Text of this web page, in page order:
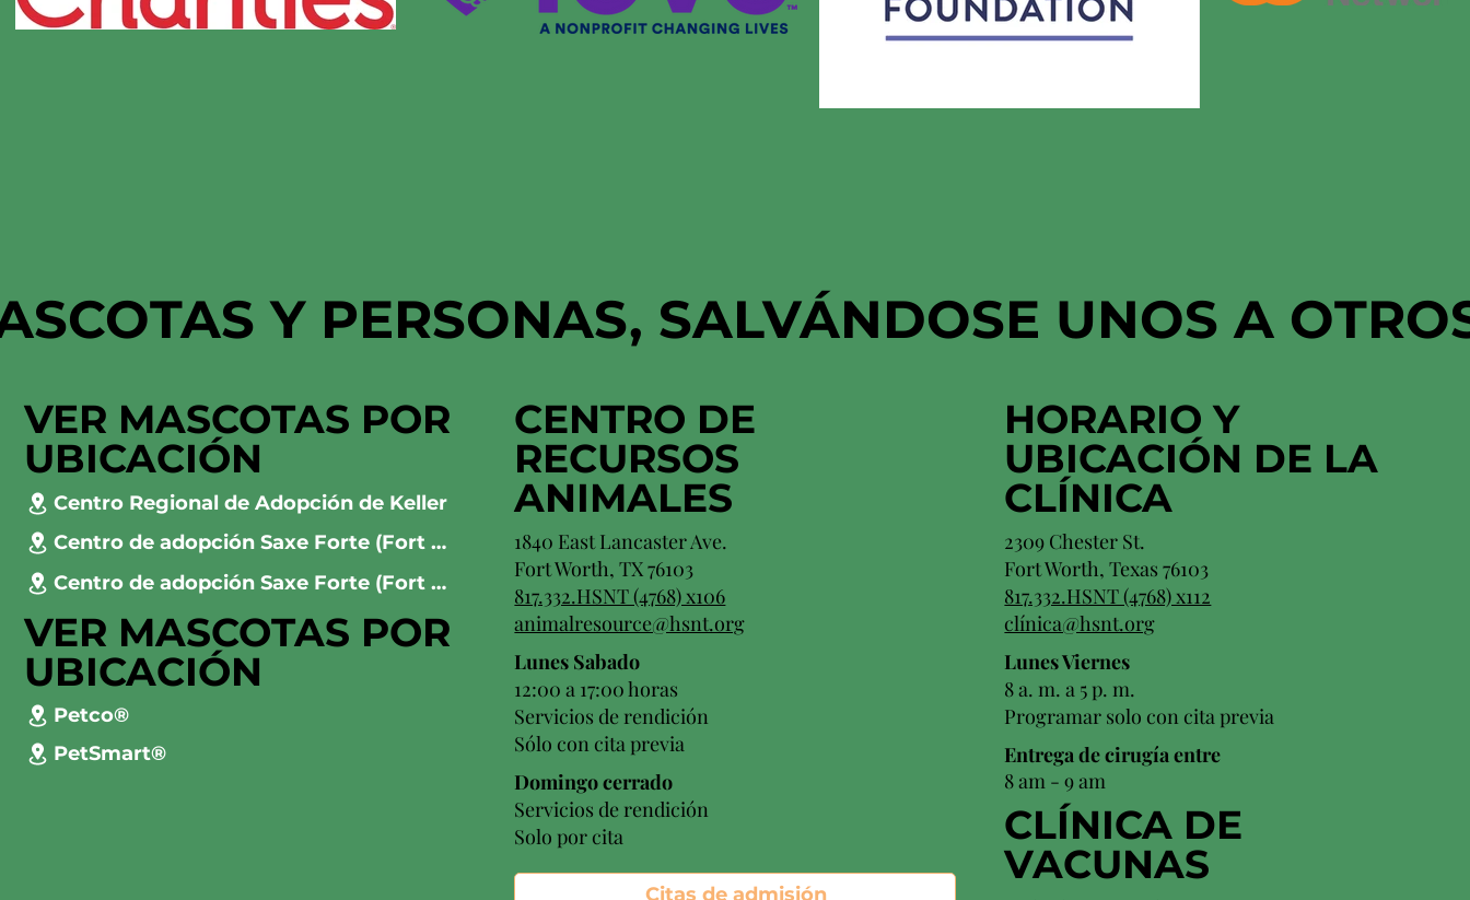
Y PERSONAS, SALVÁNDOSE UNOS A
VER MASCOTAS POR
UBICACIÓN
Centro Regional de Adopción de Keller
Centro de adopción Saxe Forte (Fort Worth)
Centro de adopción Saxe Forte (Fort Worth)
VER MASCOTAS POR
UBICACIÓN
Petco®
PetSmart®
CENTRO DE
RECURSOS
ANIMALES
1840 East Lancaster Ave.
Fort Worth, TX 76103
817.332.HSNT (4768) x106
animalresource@hsnt.org
Lunes Sabado
12:00 a 17:00 horas
Servicios de rendición
Sólo con cita previa
Domingo cerrado
Servicios de rendición
Solo por cita
Citas de admisión
HORARIO Y
UBICACIÓN DE LA
CLÍNICA
2309 Chester St.
Fort Worth, Texas 76103
817.332.HSNT (4768) x112
clínica@hsnt.org
Lunes Viernes
8 a. m. a 5 p. m.
Programar solo con cita previa
Entrega de cirugía entre
8 am - 9 am
CLÍNICA DE
VACUNAS